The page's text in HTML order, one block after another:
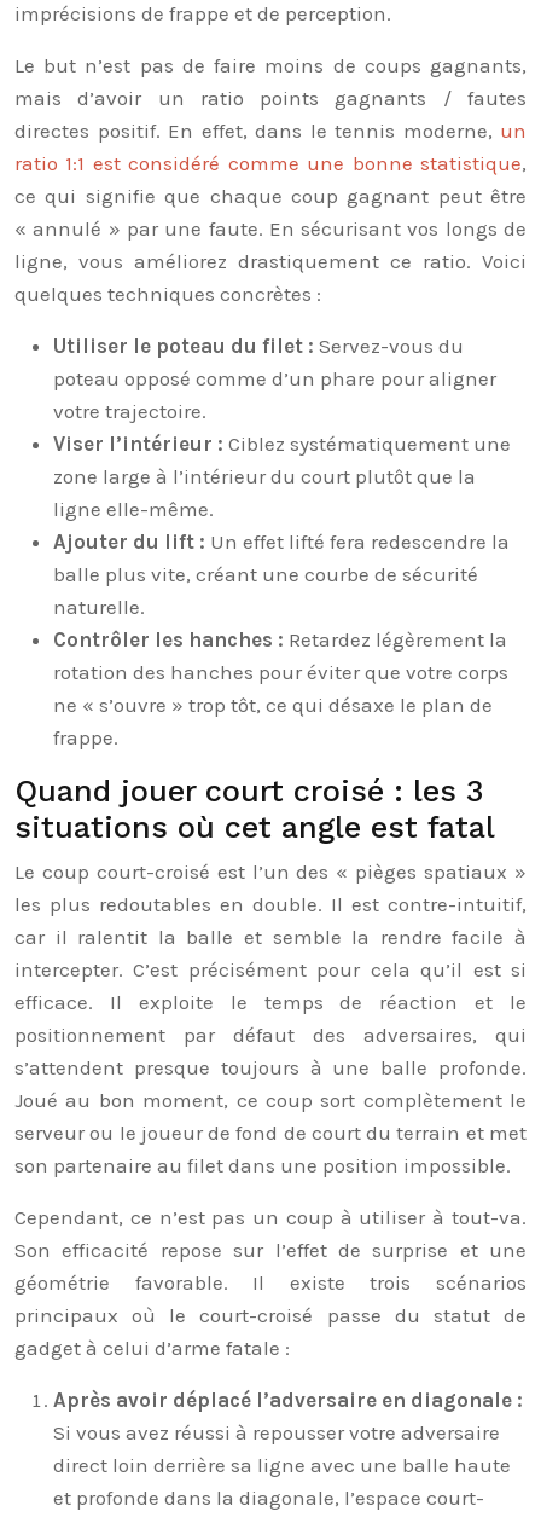
imprécisions de frappe et de perception.
Le but n’est pas de faire moins de coups gagnants,
mais d’avoir un ratio points gagnants / fautes
directes positif. En effet, dans le tennis moderne, un
ratio 1:1 est considéré comme une bonne statistique,
ce qui signifie que chaque coup gagnant peut être
« annulé » par une faute. En sécurisant vos longs de
ligne, vous améliorez drastiquement ce ratio. Voici
quelques techniques concrètes :
Utiliser le poteau du filet : Servez-vous du
poteau opposé comme d’un phare pour aligner
votre trajectoire.
Viser l’intérieur : Ciblez systématiquement une
zone large à l’intérieur du court plutôt que la
ligne elle-même.
Ajouter du lift : Un effet lifté fera redescendre la
balle plus vite, créant une courbe de sécurité
naturelle.
Contrôler les hanches : Retardez légèrement la
rotation des hanches pour éviter que votre corps
ne « s’ouvre » trop tôt, ce qui désaxe le plan de
frappe.
Quand jouer court croisé : les 3
situations où cet angle est fatal
Le coup court-croisé est l’un des « pièges spatiaux »
les plus redoutables en double. Il est contre-intuitif,
car il ralentit la balle et semble la rendre facile à
intercepter. C’est précisément pour cela qu’il est si
efficace. Il exploite le temps de réaction et le
positionnement par défaut des adversaires, qui
s’attendent presque toujours à une balle profonde.
Joué au bon moment, ce coup sort complètement le
serveur ou le joueur de fond de court du terrain et met
son partenaire au filet dans une position impossible.
Cependant, ce n’est pas un coup à utiliser à tout-va.
Son efficacité repose sur l’effet de surprise et une
géométrie favorable. Il existe trois scénarios
principaux où le court-croisé passe du statut de
gadget à celui d’arme fatale :
Après avoir déplacé l’adversaire en diagonale :
Si vous avez réussi à repousser votre adversaire
direct loin derrière sa ligne avec une balle haute
et profonde dans la diagonale, l’espace court-